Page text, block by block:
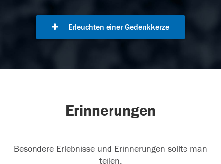
Erleuchten einer Gedenkkerze
Erinnerungen
Besondere Erlebnisse und Erinnerungen sollte man
teilen.